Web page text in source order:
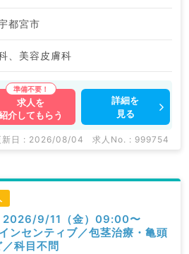
都宮市
、美容皮膚科
求人を
介してもらう
詳細を
見る
新日 : 2026/08/04 求人No. : 999754
2026/9/11（金）09:00〜
センティブ／包茎治療・亀頭
科目不問